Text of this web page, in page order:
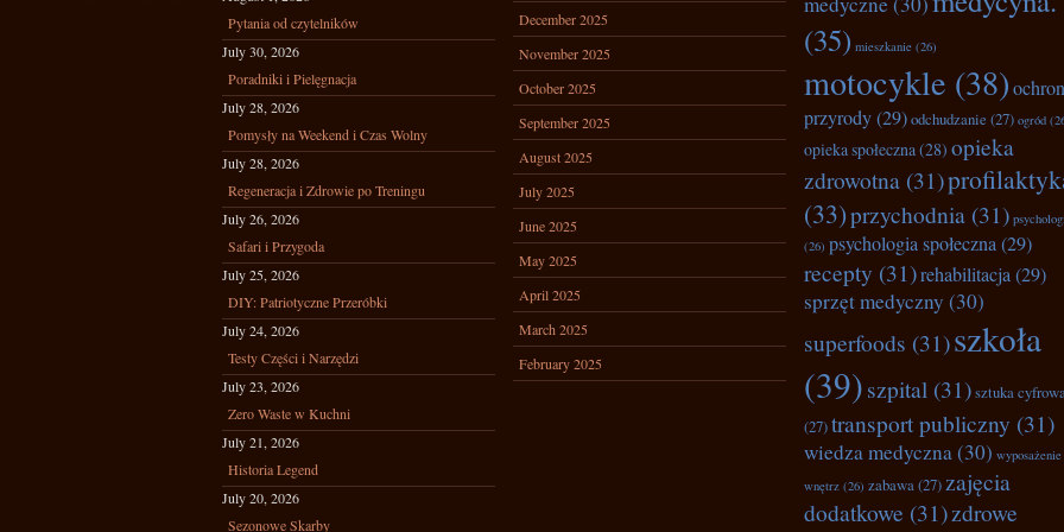
Pytania od czytelników
July 30, 2026
Poradniki i Pielęgnacja
July 28, 2026
Pomysły na Weekend i Czas Wolny
July 28, 2026
Regeneracja i Zdrowie po Treningu
July 26, 2026
Safari i Przygoda
July 25, 2026
DIY: Patriotyczne Przeróbki
July 24, 2026
Testy Części i Narzędzi
July 23, 2026
Zero Waste w Kuchni
July 21, 2026
Historia Legend
July 20, 2026
Sezonowe Skarby
December 2025
November 2025
October 2025
September 2025
August 2025
July 2025
June 2025
May 2025
April 2025
March 2025
February 2025
(35) mieszkanie (26)
motocykle (38)
przyrody(29)odchudzanie (27) ogród
opieka społeczna(28) opieka
zdrowotna (31)
(33)przychodnia (31)
(26) psychologia społeczna(29)
recepty (31)rehabilitacja(29)
sprzęt medyczny (30)
superfoods (31)szkoła
(39)szpital (31)sztuka
(27)transport publiczny (31)
wiedza medyczna(30) wyposażenie
wnętrz (26) zabawa(27) zajęcia
dodatkowe (31)zdrowe